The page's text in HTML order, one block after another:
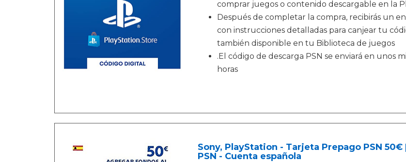
comprar juegos o contenido descargable en la
Después de completar la compra, recibirás un
con instrucciones detalladas para canjear tu
también disponible en tu Biblioteca de juegos
.El código de descarga PSN se enviará en unos
horas
Sony, PlayStation - Tarjeta Prepago PSN
PSN - Cuenta española